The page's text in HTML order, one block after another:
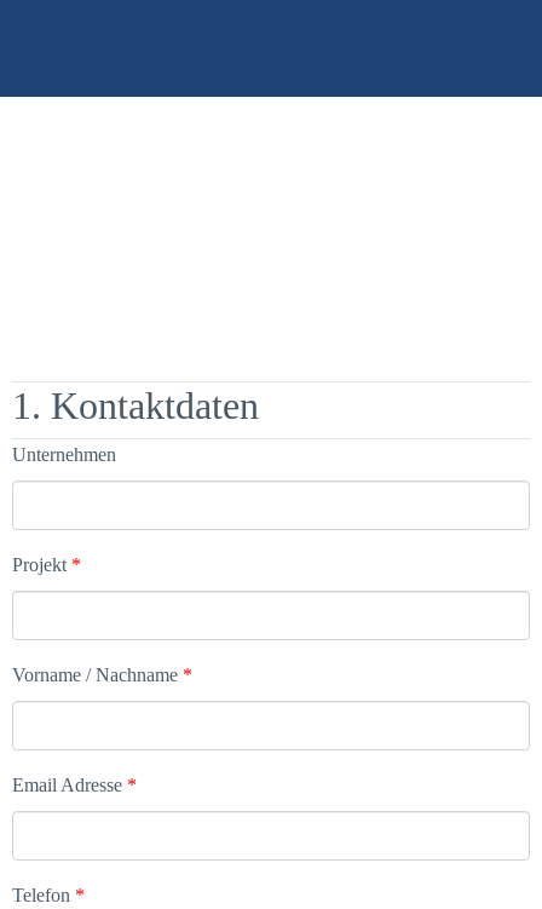
1. Kontaktdaten
Unternehmen
Projekt *
Vorname / Nachname *
Email Adresse *
Telefon *